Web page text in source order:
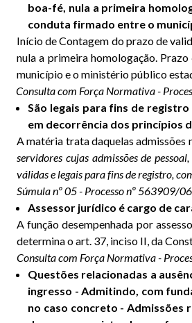
boa-fé, nula a primeira
conduta firmado entre o
Início de Contagem do prazo de
nula a primeira homologação.
município e o ministério público
Consulta com Força Normativa -
São legais para fins de registro
em decorrência dos princípios
A matéria trata daquelas admissões
servidores cujas admissões de
válidas e legais para fins de registro,
Súmula nº 05 - Processo nº 563909/
Assessor jurídico é cargo de
A função desempenhada por
determina o art. 37, inciso II, da
Consulta com Força Normativa -
Questões relacionadas a
ingresso - Admitindo, com
no caso concreto - Admissões